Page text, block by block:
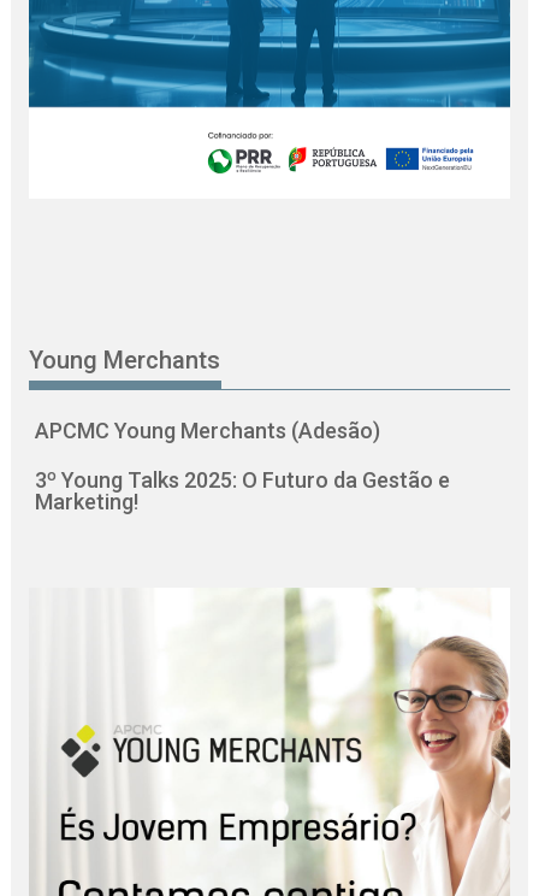
Young Merchants
APCMC Young Merchants (Adesão)
3º Young Talks 2025: O Futuro da Gestão e
Marketing!